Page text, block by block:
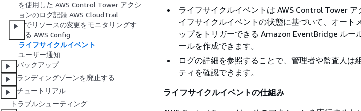
を使用した AWS Control Tower アクシ
ョンのログ記録 AWS CloudTrail
でリソースの変更をモニタリングす
る AWS Config
ライフサイクルイベント
ユーザー通知
バックアップ
ランディングゾーンを廃止する
チュートリアル
トラブルシューティング
ライフサイクルイベントは AWS Control Tower
イフサイクルイベントの状態に基づいて、オート
ップをトリガーできる Amazon EventBridge ル
ールを作成できます。
ログの詳細を参照することで、管理者や監査人は
ティを確認できます。
ライフサイクルイベントの仕組み